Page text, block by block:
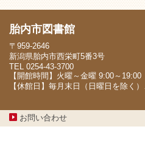
胎内市図書館
〒959-2646
新潟県胎内市西栄町5番3号
TEL 0254-43-3700
【開館時間】火曜～金曜 9:00～
【休館日】毎月末日（日曜日を除く
お問い合わせ